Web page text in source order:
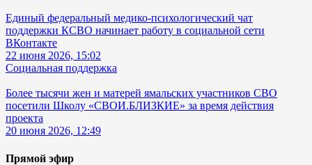
Единый федеральный медико-психологический чат
поддержки КСВО начинает работу в социальной сети
ВКонтакте
22 июня 2026, 15:02
Социальная поддержка
Более тысячи жен и матерей ямальских участников СВО
посетили Школу «СВОИ.БЛИЗКИЕ» за время действия
проекта
20 июня 2026, 12:49
Прямой эфир